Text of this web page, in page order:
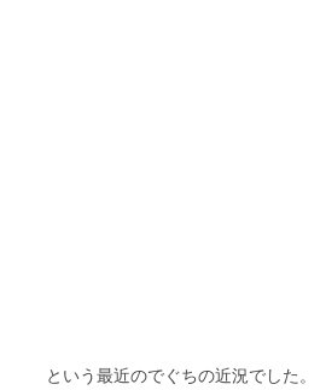
という最近のでぐちの近況でした。